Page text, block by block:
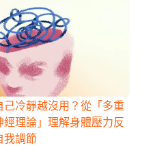
己冷靜越沒用？從「多重
經理論」理解身體壓力反
我調節